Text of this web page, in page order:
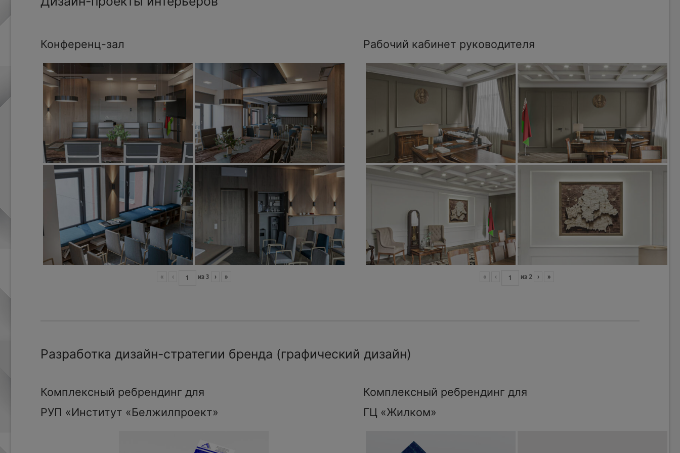
Конференц-зал
« ‹ из 3 › »
Рабочий кабинет руководителя
« ‹ из 2 › »
Разработка дизайн-стратегии бренда (графический дизайн)
Комплексный ребрендинг для
РУП «Институт «Белжилпроект»
Комплексный ребрендинг для
ГЦ «Жилком»